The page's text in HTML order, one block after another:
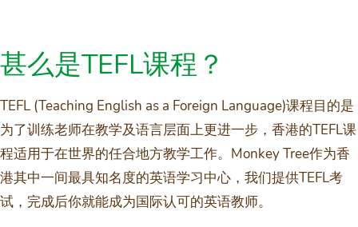
甚么是TEFL课程？
TEFL (Teaching English as a Foreign Language)课程目的是
为了训练老师在教学及语言层面上更进一步，香港的TEFL课
程适用于在世界的任合地方教学工作。Monkey Tree作为香
港其中一间最具知名度的英语学习中心，我们提供TEFL考
试，完成后你就能成为国际认可的英语教师。